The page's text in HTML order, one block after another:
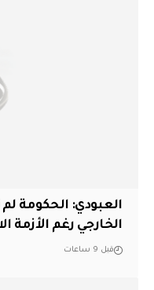
العبودي: الحكومة لم
الخارجي رغم الأزمة
قبل 9 ساعات